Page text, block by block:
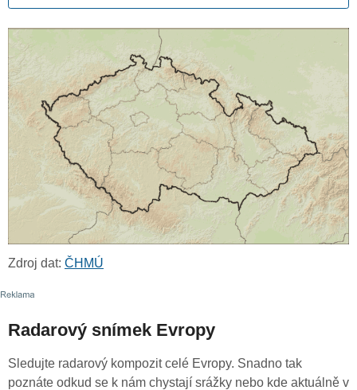
Zdroj dat: ČHMÚ
Radarový snímek Evropy
Sledujte radarový kompozit celé Evropy. Snadno tak
poznáte odkud se k nám chystají srážky nebo kde aktuálně v